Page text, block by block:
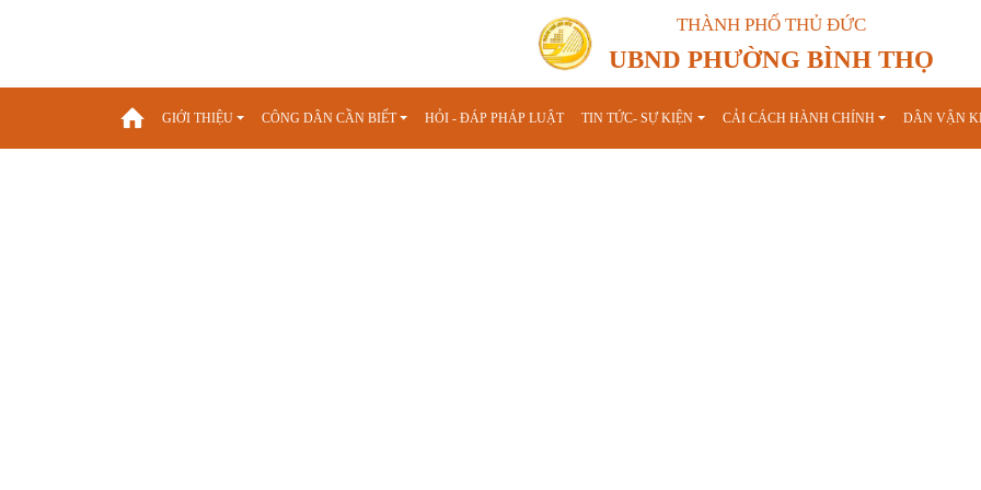
THÀNH PHỐ THỦ ĐỨC
UBND PHƯỜNG BÌNH THỌ
GIỚI THIỆU CÔNG DÂN CẦN BIẾT HỎI - ĐÁP PHÁP LUẬT TIN TỨC- SỰ KIỆN CẢI CÁCH HÀNH CHÍNH DÂN VẬN